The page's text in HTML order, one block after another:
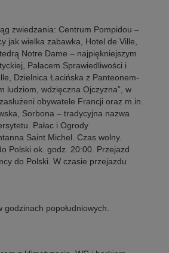
zwiedzania: Centrum Pompidou –
jak wielka zabawka, Hotel de Ville,
Notre Dame – najpiękniejszym
Pałacem Sprawiedliwości i
Dzielnica Łacińska z Panteonem-
ludziom, wdzięczna Ojczyzna”, w
obywatele Francji oraz m.in.
Sorbona – tradycyjna nazwa
Pałac i Ogrody
Saint Michel. Czas wolny.
Polski ok. godz. 20:00. Przejazd
do Polski. W czasie przejazdu
popołudniowych.